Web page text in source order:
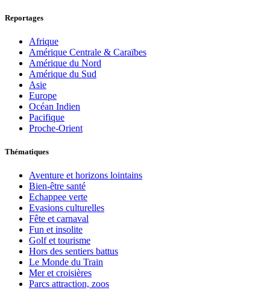
Reportages
Afrique
Amérique Centrale & Caraïbes
Amérique du Nord
Amérique du Sud
Asie
Europe
Océan Indien
Pacifique
Proche-Orient
Thématiques
Aventure et horizons lointains
Bien-être santé
Echappee verte
Evasions culturelles
Fête et carnaval
Fun et insolite
Golf et tourisme
Hors des sentiers battus
Le Monde du Train
Mer et croisières
Parcs attraction, zoos